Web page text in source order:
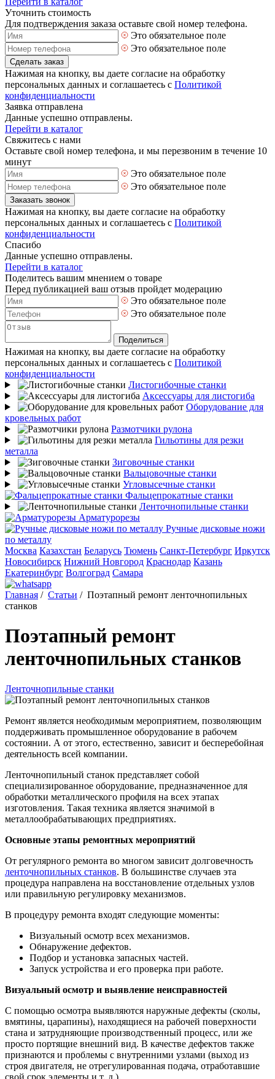
Уточнить стоимость
Для подтверждения заказа оставьте свой номер телефона.
Это обязательное поле
Это обязательное поле
Сделать заказ
Нажимая на кнопку, вы даете согласие на обработку
персональных данных и соглашаетесь с Политикой
конфиденциальности
Заявка отправлена
Данные успешно отправлены.
Перейти в каталог
Свяжитесь с нами
Оставьте свой номер телефона, и мы перезвоним в течение 10
минут
Это обязательное поле
Это обязательное поле
Заказать звонок
Нажимая на кнопку, вы даете согласие на обработку
персональных данных и соглашаетесь с Политикой
конфиденциальности
Спасибо
Данные успешно отправлены.
Перейти в каталог
Поделитесь вашим мнением о товаре
Перед публикацией ваш отзыв пройдет модерацию
Это обязательное поле
Это обязательное поле
Поделиться
Нажимая на кнопку, вы даете согласие на обработку
персональных данных и соглашаетесь с Политикой
конфиденциальности
Листогибочные станки
Аксессуары для листогиба
Оборудование для
кровельных работ
Размотчики рулона
Гильотины для резки
металла
Зиговочные станки
Вальцовочные станки
Угловысечные станки
Фальцепрокатные станки
Ленточнопильные станки
Арматурорезы
Ручные дисковые ножи
по металлу
Москва Казахстан Беларусь Тюмень Санкт-Петербург Иркутск
Новосибирск Нижний Новгород Краснодар Казань
Екатеринбург Волгоград Самара
Главная / Статьи / Поэтапный ремонт ленточнопильных
станков
Поэтапный ремонт
ленточнопильных станков
Ленточнопильные станки
Ремонт является необходимым мероприятием, позволяющим
поддерживать промышленное оборудование в рабочем
состоянии. А от этого, естественно, зависит и бесперебойная
деятельность всей компании.
Ленточнопильный станок представляет собой
специализированное оборудование, предназначенное для
обработки металлического профиля на всех этапах
изготовления. Такая техника является значимой в
металлообрабатывающих предприятиях.
Основные этапы ремонтных мероприятий
От регулярного ремонта во многом зависит долговечность
ленточнопильных станков. В большинстве случаев эта
процедура направлена на восстановление отдельных узлов
или правильную регулировку механизмов.
В процедуру ремонта входят следующие моменты:
Визуальный осмотр всех механизмов.
Обнаружение дефектов.
Подбор и установка запасных частей.
Запуск устройства и его проверка при работе.
Визуальный осмотр и выявление неисправностей
С помощью осмотра выявляются наружные дефекты (сколы,
вмятины, царапины), находящиеся на рабочей поверхности
стана и затрудняющие производственный процесс, или же
просто портящие внешний вид. В качестве дефектов также
признаются и проблемы с внутренними узлами (выход из
строя двигателя, не отрегулированная подача, отработавшие
свой срок элементы и т. д.).